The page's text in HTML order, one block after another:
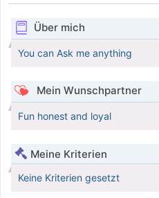
Über mich
You can Ask me anything
Mein Wunschpartner
Fun honest and loyal
Meine Kriterien
Keine Kriterien gesetzt